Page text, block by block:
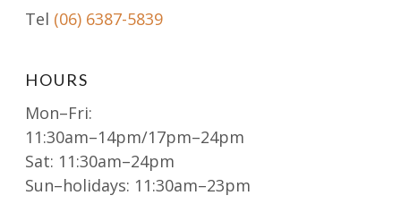
Tel (06) 6387-5839
HOURS
Mon–Fri:
11:30am–14pm/17pm–24pm
Sat: 11:30am–24pm
Sun–holidays: 11:30am–23pm